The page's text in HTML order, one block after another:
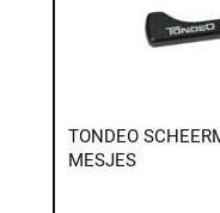
TONDEO
MESJES